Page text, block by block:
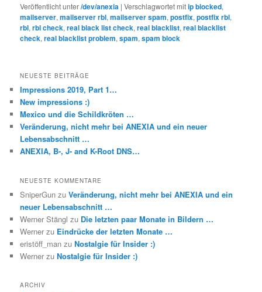
Veröffentlicht unter/dev/anexia |Verschlagwortet mitip blocked,
mailserver,mailserver rbl,mailserver spam,postfix,postfix rbl,
rbl,rbl check,real black list check,real blacklist,real blacklist
check,real blacklist problem,spam,spam block
NEUESTE BEITRÄGE
Impressions 2019, Part 1…
New impressions :)
Mexico und die Schildkröten …
Veränderung, nicht mehr bei ANEXIA und ein neuer
Lebensabschnitt …
ANEXIA, B-, J- and K-Root DNS…
NEUESTE KOMMENTARE
SniperGun zuVeränderung, nicht mehr bei ANEXIA und ein
neuer Lebensabschnitt …
Werner Stängl zu Die letzten paar Monate in Bildern …
Werner zu Eindrücke der letzten Monate …
eristöff_man zuNostalgie für Insider :)
Werner zuNostalgie für Insider :)
ARCHIV